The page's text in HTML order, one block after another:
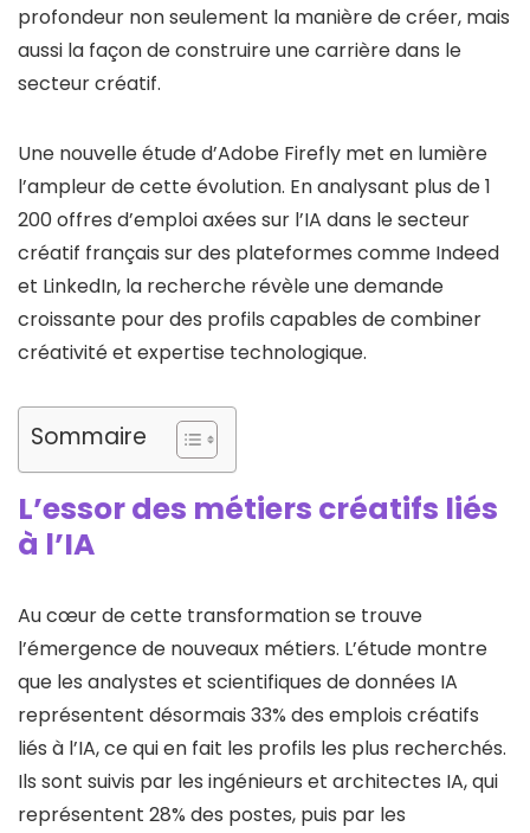
profondeur non seulement la manière de créer, mais
aussi la façon de construire une carrière dans le
secteur créatif.
Une nouvelle étude d’Adobe Firefly met en lumière
l’ampleur de cette évolution. En analysant plus de 1
200 offres d’emploi axées sur l’IA dans le secteur
créatif français sur des plateformes comme Indeed
et LinkedIn, la recherche révèle une demande
croissante pour des profils capables de combiner
créativité et expertise technologique.
Sommaire
L’essor des métiers créatifs liés
à l’IA
Au cœur de cette transformation se trouve
l’émergence de nouveaux métiers. L’étude montre
que les analystes et scientifiques de données IA
représentent désormais 33% des emplois créatifs
liés à l’IA, ce qui en fait les profils les plus recherchés.
Ils sont suivis par les ingénieurs et architectes IA, qui
représentent 28% des postes, puis par les